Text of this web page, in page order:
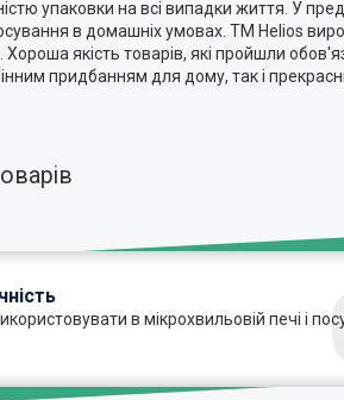
упаковки на всі випадки життя. У
в домашніх умовах. TM Helios
якість товарів, які пройшли
придбанням для дому, так і
в мікрохвильовій печі і